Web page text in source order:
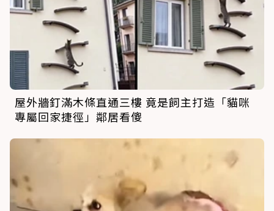
屋外牆釘滿木條直通三樓 竟是飼主打造「貓咪
專屬回家捷徑」鄰居看傻